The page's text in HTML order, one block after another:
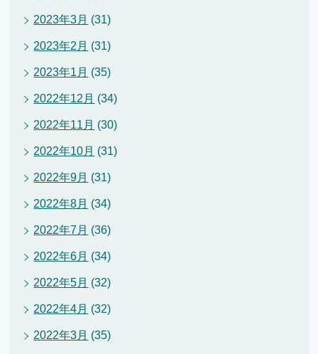
2023年3月 (31)
2023年2月 (31)
2023年1月 (35)
2022年12月 (34)
2022年11月 (30)
2022年10月 (31)
2022年9月 (31)
2022年8月 (34)
2022年7月 (36)
2022年6月 (34)
2022年5月 (32)
2022年4月 (32)
2022年3月 (35)